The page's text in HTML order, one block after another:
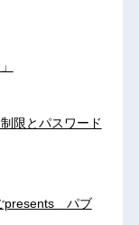
限とパスワード
presents パブ